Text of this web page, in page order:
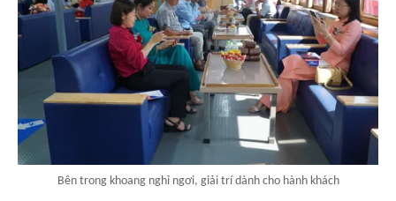
Bên trong khoang nghỉ ngơi, giải trí dành cho hành khách